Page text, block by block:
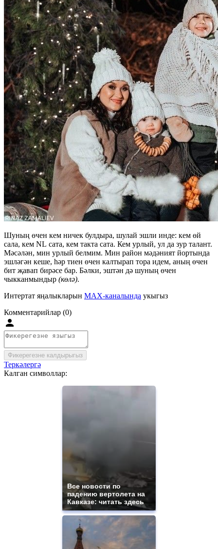
Шуның өчен кем ничек булдыра, шулай эшли инде: кем өй
сала, кем NL сата, кем такта сата. Кем урлый, ул да зур талант.
Мәсәлән, мин урлый белмим. Мин район мәдәният йортында
эшләгән кеше, һәр тиен өчен калтырап тора идем, аның өчен
бит җавап бирәсе бар. Бәлки, эштән дә шуның өчен
чыкканмындыр (көлә).
Интертат яңалыкларын MAX-каналында укыгыз
Комментарийлар (0)
Фикерегезне калдырыгыз
Теркәлергә
Калган символлар:
Все новости по
падению вертолета на
Кавказе: читать здесь